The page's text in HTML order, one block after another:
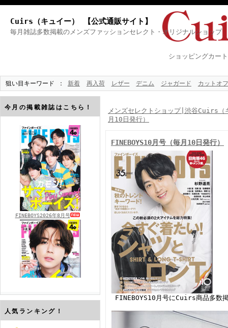
Cuirs（キュイー） 【公式通販サイト】
毎月雑誌多数掲載のメンズファッションセレクト・オリジナルショップ
ショッピングカート
狙い目キーワード 新着 再入荷 レザー デニム ジャガード カットオフ
今月の掲載雑誌はこちら！
FINEBOYS2026年8月号
FINEBOYS2026年7月号
人気ランキング！
メンズセレクトショップ|渋谷Cuirs（
月10日発行）
FINEBOYS10月号（毎月10日発行）
FINEBOYS10月号にCuirs商品多数